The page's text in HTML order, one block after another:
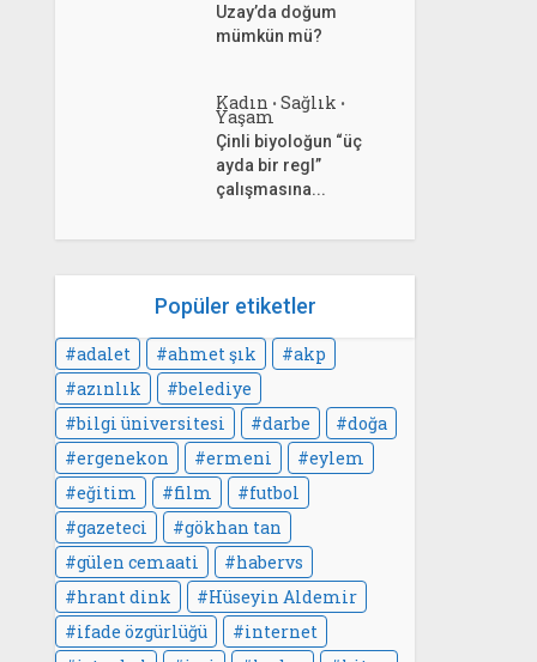
Uzay’da doğum
mümkün mü?
Kadın • Sağlık •
Yaşam
Çinli biyoloğun “üç
ayda bir regl”
çalışmasına...
Popüler etiketler
adalet ahmet şık
akp
azınlık
belediye
bilgi üniversitesi
darbe
doğa
ergenekon
ermeni
eylem
eğitim
film
futbol
gazeteci
gökhan tan
gülen cemaati
habervs
hrant dink
Hüseyin Aldemir
ifade özgürlüğü
internet